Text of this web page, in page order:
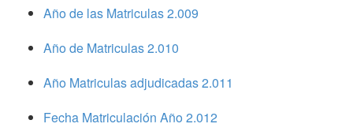
Año de las Matriculas 2.009
Año de Matriculas 2.010
Año Matriculas adjudicadas 2.011
Fecha Matriculación Año 2.012